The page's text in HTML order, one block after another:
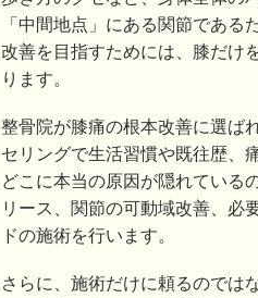
「中間地点」にある関節であ
改善を目指すためには、膝だけ
ります。
整骨院が膝痛の根本改善に選ば
セリングで生活習慣や既往歴、
どこに本当の原因が隠れている
リース、関節の可動域改善、必
ドの施術を行います。
さらに、施術だけに頼るのでは